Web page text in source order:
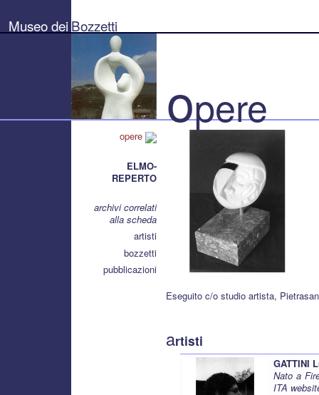
Bozzetti
"Pierluigi
Museo dei Bozzetti
opere
ELMO-
REPERTO
archivi correlati
alla scheda
artisti
bozzetti
pubblicazioni
opere
Eseguito c/o studio artista,
artisti
GATTINI
Nato a
ITA